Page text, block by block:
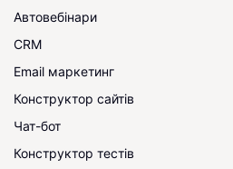
Автовебінари
CRM
Email маркетинг
Конструктор сайтів
Чат-бот
Конструктор тестів